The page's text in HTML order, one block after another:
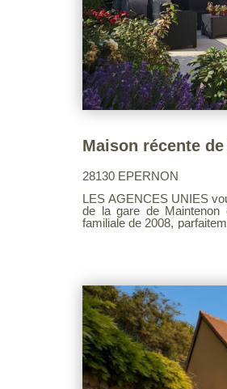
28130 EPERNON
LES AGENCES UNIES
de la gare de Maintenon
familiale de 2008,
vous trouverez trois
d'espace jeux, ainsi
au-dessus complète ce
bénéficie également d'un
allée en pavés de rue. À
à-vis, avec une vue
confort : chauffage par
fibre optique, tout-à-l'égout et
page 6